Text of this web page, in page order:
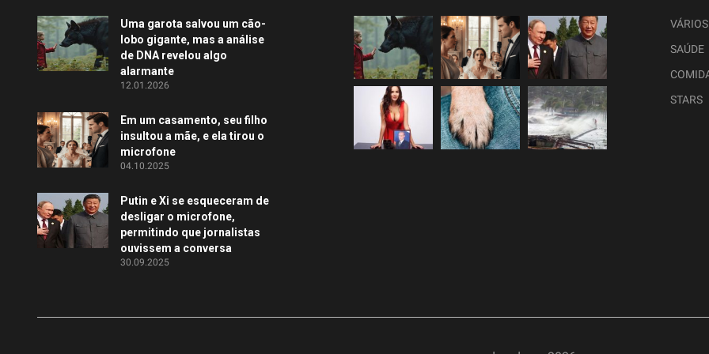
Uma garota salvou um cão-
lobo gigante, mas a análise
de DNA revelou algo
alarmante
12.01.2026
Em um casamento, seu filho
insultou a mãe, e ela tirou o
microfone
04.10.2025
Putin e Xi se esqueceram de
desligar o microfone,
permitindo que jornalistas
ouvissem a conversa
30.09.2025
VÁRIOS
SAÚDE
STARS